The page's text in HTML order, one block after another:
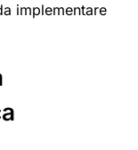
implementare